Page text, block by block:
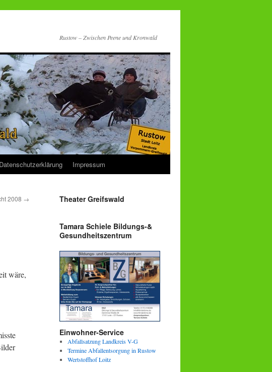
Rustow – Zwischen Peene und Kronwald
Datenschutzerklärung Impressum
2008 →
wäre,
Theater Greifswald
Tamara Schiele Bildungs-&
Gesundheitszentrum
Einwohner-Service
Abfallsatzung Landkreis V-G
Termine Abfallentsorgung in Rustow
Wertstoffhof Loitz